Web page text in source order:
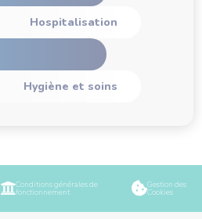
Hospitalisation
Hygiène et soins
Conditions générales de
fonctionnement
 Gestion des
Cookies
